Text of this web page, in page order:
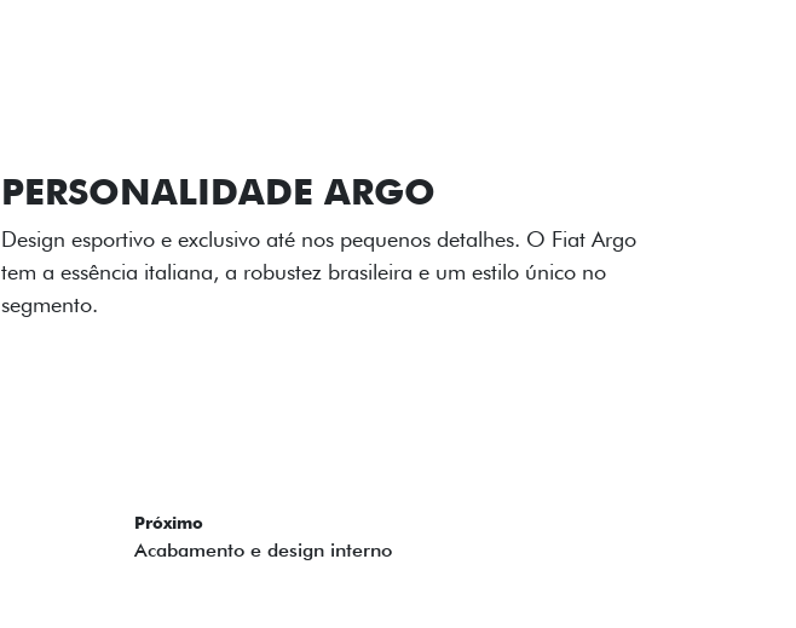
ACABAMENTO E DESIGN INTERNO
A flag italiana e o novo logo Fiat também aparecem no interior do
carro, que possui acabamento impecável e detalhes escurecidos.